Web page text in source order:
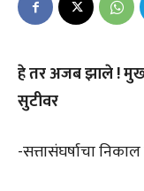
हे तर अजब झाले !
सुटीवर
-सत्तासंघर्षाचा